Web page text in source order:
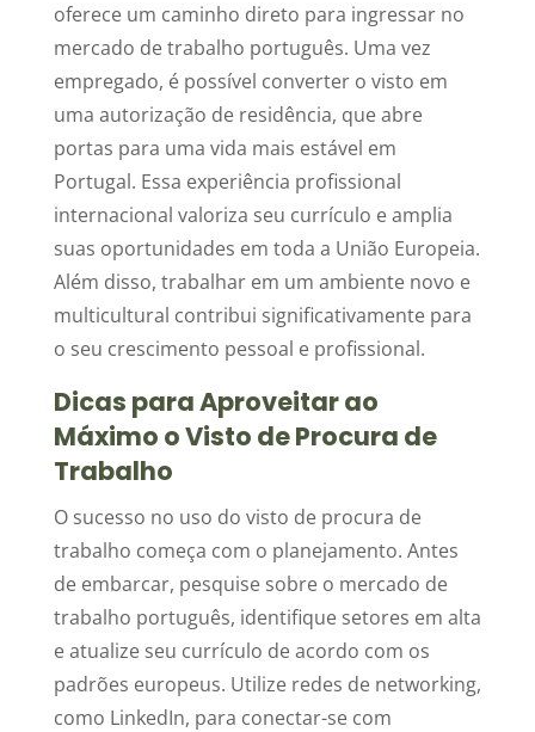
oferece um caminho direto para ingressar no
mercado de trabalho português. Uma vez
empregado, é possível converter o visto em
uma autorização de residência, que abre
portas para uma vida mais estável em
Portugal. Essa experiência profissional
internacional valoriza seu currículo e amplia
suas oportunidades em toda a União Europeia.
Além disso, trabalhar em um ambiente novo e
multicultural contribui significativamente para
o seu crescimento pessoal e profissional.
Dicas para Aproveitar ao
Máximo o Visto de Procura de
Trabalho
O sucesso no uso do visto de procura de
trabalho começa com o planejamento. Antes
de embarcar, pesquise sobre o mercado de
trabalho português, identifique setores em alta
e atualize seu currículo de acordo com os
padrões europeus. Utilize redes de networking,
como LinkedIn, para conectar-se com